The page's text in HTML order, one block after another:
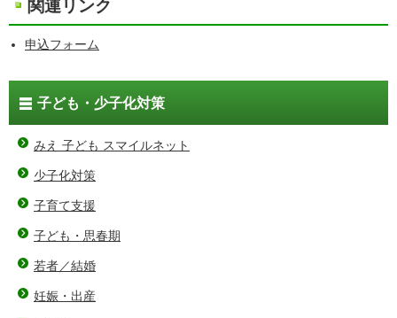
関連リンク
申込フォーム
子ども・少子化対策
みえ 子ども スマイルネット
少子化対策
子育て支援
子ども・思春期
若者／結婚
妊娠・出産